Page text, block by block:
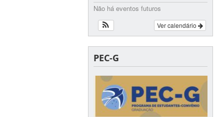
Não há eventos futuros
Ver calendário
PEC-G